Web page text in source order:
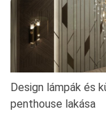
Design lámpák és
penthouse lakása